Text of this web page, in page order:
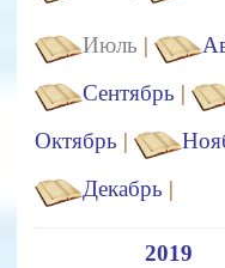
Июль |
Сентябрь |
Октябрь |
Декабрь |
2019